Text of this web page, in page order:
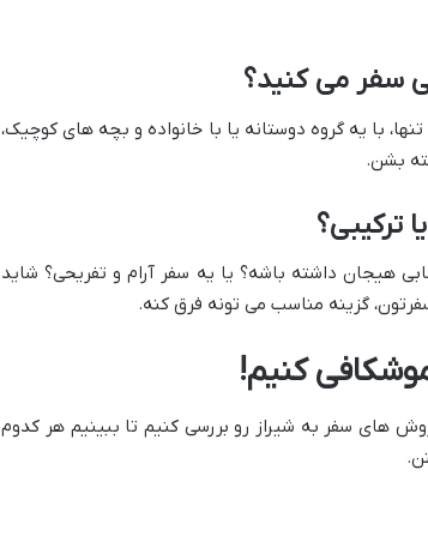
سفر می کنید؟
با یه گروه دوستانه یا با خانواده و بچه های کوچیک،
بشن.
ترکیبی؟
هیجان داشته باشه؟ یا یه سفر آرام و تفریحی؟ شاید
گزینه مناسب می تونه فرق کنه.
کنیم!
های سفر به شیراز رو بررسی کنیم تا ببینیم هر کدوم